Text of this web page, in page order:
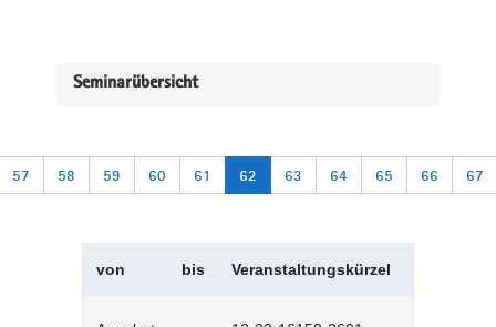
Seminarübersicht
57 58 59 60 61 62 63 64 65 66 67
von bis Veranstaltungskürzel